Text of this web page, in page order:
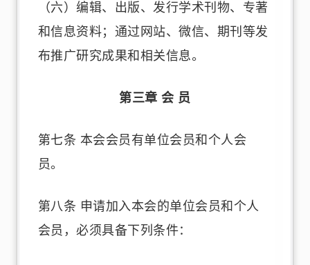
（六）编辑、出版、发行学术刊物、专著
和信息资料；通过网站、微信、期刊等发
布推广研究成果和相关信息。
第三章 会 员
第七条 本会会员有单位会员和个人会
员。
第八条 申请加入本会的单位会员和个人
会员，必须具备下列条件：